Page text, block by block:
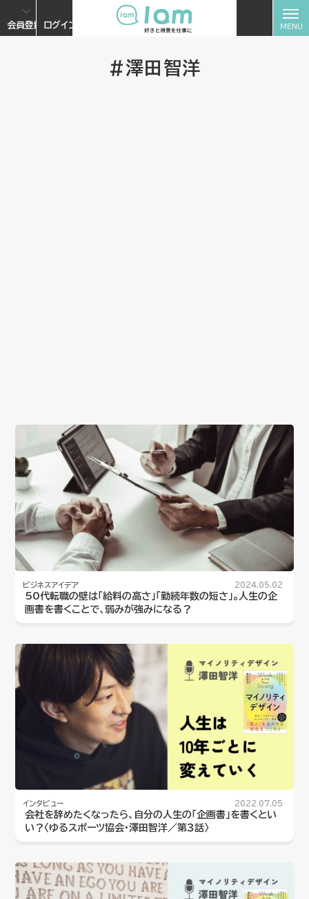
会員登録 ログイン
#澤田智洋
ビジネスアイデア 2024.05.02
50代転職の壁は「給料の高さ」「勤続年数の短さ」。人生の企
画書を書くことで、弱みが強みになる？
インタビュー 2022.07.05
会社を辞めたくなったら、自分の人生の「企画書」を書くとい
い？〈ゆるスポーツ協会・澤田智洋／第３話〉